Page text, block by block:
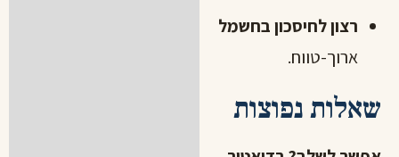
רצון לחיסכון בחשמל
ארוך-טווח.
שאלות נפוצות